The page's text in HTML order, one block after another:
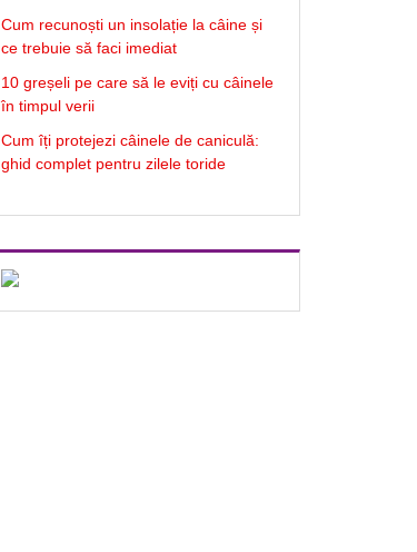
Cum recunoști un insolație la câine și
ce trebuie să faci imediat
10 greșeli pe care să le eviți cu câinele
în timpul verii
Cum îți protejezi câinele de caniculă:
ghid complet pentru zilele toride